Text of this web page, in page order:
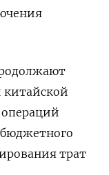
китайской
трат